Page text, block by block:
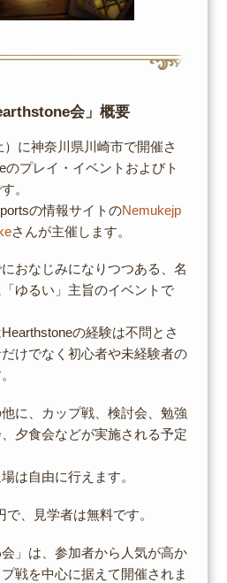
会」概要
）に神奈川県川崎市で開催さ
のプレイ・イベントおよびト
。
の情報サイトのNemukejp
さんが主催します。
おなじみになりつつある、名
ゆるい」主旨のイベントで
の経験は不問とさ
けでなく初心者や未経験者の
に、カップ戦、検討会、勉強
夕食会などが実施される予定
は自由に行えます。
、見学者は無料です。
」は、参加者から人気が高か
戦を中心に据えて開催されま